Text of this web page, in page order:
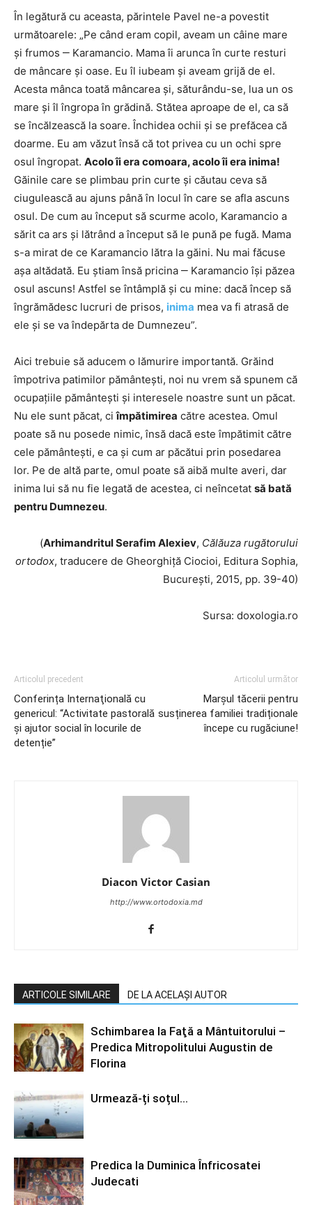
În legătură cu aceasta, părintele Pavel ne-a povestit
următoarele: „Pe când eram copil, aveam un câine mare
și frumos ‒ Karamancio. Mama îi arunca în curte resturi
de mâncare și oase. Eu îl iubeam și aveam grijă de el.
Acesta mânca toată mâncarea și, săturându-se, lua un os
mare și îl îngropa în grădină. Stătea aproape de el, ca să
se încălzească la soare. Închidea ochii și se prefăcea că
doarme. Eu am văzut însă că tot privea cu un ochi spre
osul îngropat. Acolo îi era comoara, acolo îi era inima!
Găinile care se plimbau prin curte și căutau ceva să
ciugulească au ajuns până în locul în care se afla ascuns
osul. De cum au început să scurme acolo, Karamancio a
sărit ca ars și lătrând a început să le pună pe fugă. Mama
s-a mirat de ce Karamancio lătra la găini. Nu mai făcuse
așa altădată. Eu știam însă pricina ‒ Karamancio își păzea
osul ascuns! Astfel se întâmplă și cu mine: dacă încep să
îngrămădesc lucruri de prisos, inima mea va fi atrasă de
ele și se va îndepărta de Dumnezeu”.
Aici trebuie să aducem o lămurire importantă. Grăind
împotriva patimilor pământești, noi nu vrem să spunem că
ocupațiile pământești și interesele noastre sunt un păcat.
Nu ele sunt păcat, ciîmpătimirea către acestea. Omul
poate să nu posede nimic, însă dacă este împătimit către
cele pământești, e ca și cum ar păcătui prin posedarea
lor. Pe de altă parte, omul poate să aibă multe averi, dar
inima lui să nu fie legată de acestea, ci neîncetat să bată
pentru Dumnezeu.
(Arhimandritul Serafim Alexiev, Călăuza rugătorului
ortodox, traducere de Gheorghiță Ciocioi, Editura Sophia,
București, 2015, pp. 39-40)
Sursa: doxologia.ro
Articolul precedent
Conferința Internaţională cu
genericul: “Activitate pastorală
și ajutor social în locurile de
detenție”
Articolul următor
Marșul tăcerii pentru
susținerea familiei tradiționale
începe cu rugăciune!
Diacon Victor Casian
http://www.ortodoxia.md
ARTICOLE SIMILARE DE LA ACELAȘI AUTOR
Schimbarea la Faţă a Mântuitorului –
Predica Mitropolitului Augustin de
Florina
Urmează-ți soțul…
Predica la Duminica Înfricosatei
Judecati